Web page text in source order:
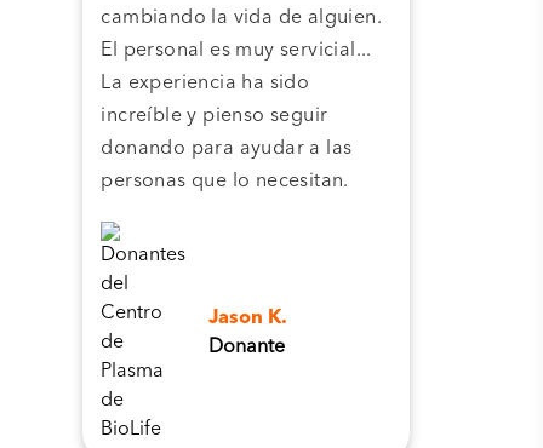
cambiando la vida de alguien.
El personal es muy servicial...
La experiencia ha sido
increíble y pienso seguir
donando para ayudar a las
personas que lo necesitan.
Jason K.
Donante